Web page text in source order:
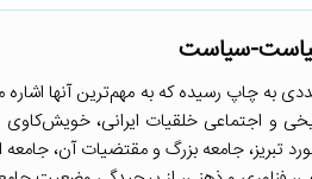
سیاست
به چاپ رسیده که به مهم‌ترین آنها
و اجتماعی خلقیات ایرانی، خویش‌کاوی
جامعه بزرگ و مقتضیات آن، جامعه